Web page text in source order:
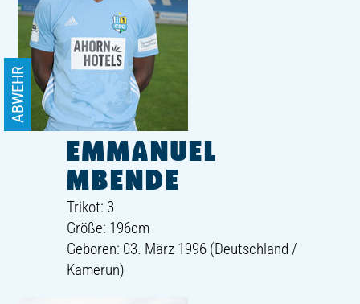
EMMANUEL
MBENDE
ABWEHR
Trikot: 3
Größe: 196cm
Geboren: 03. März 1996 (Deutschland /
Kamerun)